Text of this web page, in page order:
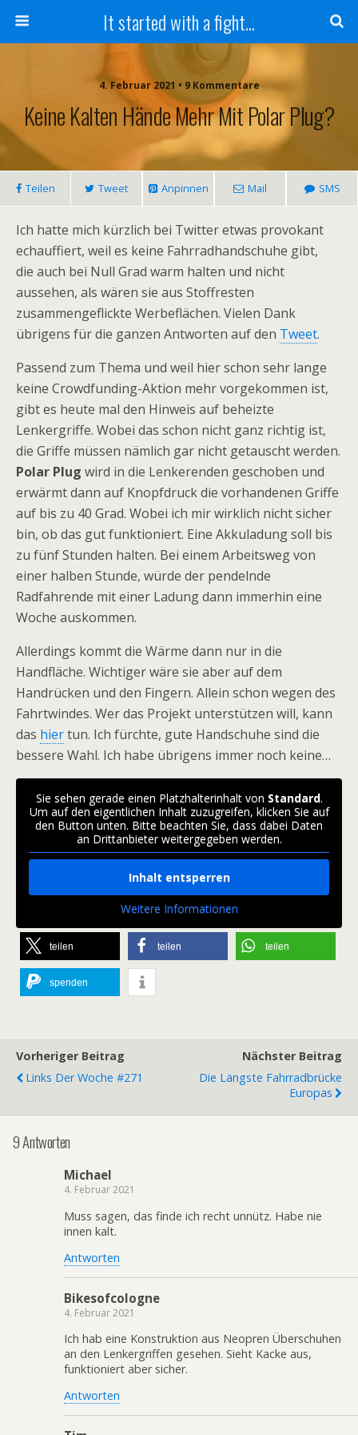
It started with a fight...
4. Februar 2021 • 9 Kommentare
Keine Kalten Hände Mehr Mit Polar Plug?
Teilen Tweet Anpinnen Mail SMS
Ich hatte mich kürzlich bei Twitter etwas provokant
echauffiert, weil es keine Fahrradhandschuhe gibt,
die auch bei Null Grad warm halten und nicht
aussehen, als wären sie aus Stoffresten
zusammengeflickte Werbeflächen. Vielen Dank
übrigens für die ganzen Antworten auf den Tweet.
Passend zum Thema und weil hier schon sehr lange
keine Crowdfunding-Aktion mehr vorgekommen ist,
gibt es heute mal den Hinweis auf beheizte
Lenkergriffe. Wobei das schon nicht ganz richtig ist,
die Griffe müssen nämlich gar nicht getauscht werden.
Polar Plug wird in die Lenkerenden geschoben und
erwärmt dann auf Knopfdruck die vorhandenen Griffe
auf bis zu 40 Grad. Wobei ich mir wirklich nicht sicher
bin, ob das gut funktioniert. Eine Akkuladung soll bis
zu fünf Stunden halten. Bei einem Arbeitsweg von
einer halben Stunde, würde der pendelnde
Radfahrende mit einer Ladung dann immerhin eine
Woche auskommen.
Allerdings kommt die Wärme dann nur in die
Handfläche. Wichtiger wäre sie aber auf dem
Handrücken und den Fingern. Allein schon wegen des
Fahrtwindes. Wer das Projekt unterstützen will, kann
das hiertun. Ich fürchte, gute Handschuhe sind die
bessere Wahl. Ich habe übrigens immer noch keine…
Sie sehen gerade einen Platzhalterinhalt von Standard.
Um auf den eigentlichen Inhalt zuzugreifen, klicken Sie auf
den Button unten. Bitte beachten Sie, dass dabei Daten
an Drittanbieter weitergegeben werden.
Inhalt entsperren
Weitere Informationen
teilen teilen teilen
spenden
Vorheriger Beitrag
Links Der Woche #271
Nächster Beitrag
Die Längste Fahrradbrücke
Europas
9 Antworten
Michael
4. Februar 2021
Muss sagen, das finde ich recht unnütz. Habe nie
innen kalt.
Antworten
Bikesofcologne
4. Februar 2021
Ich hab eine Konstruktion aus Neopren Überschuhen
an den Lenkergriffen gesehen. Sieht Kacke aus,
funktioniert aber sicher.
Antworten